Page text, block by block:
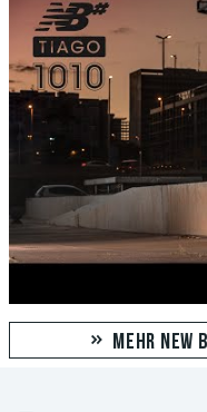
MEHR NEW